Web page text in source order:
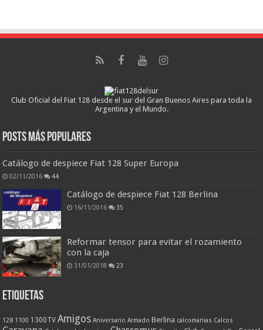
Club Oficial del Fiat 128 desde el sur del Gran Buenos Aires para toda la
Argentina y el Mundo.
Posts más populares
Catálogo de despiece Fiat 128 Super Europa
02/11/2016 44
Catálogo de despiece Fiat 128 Berlina
16/11/2016 35
Reformar tensor para evitar el rozamiento
con la caja
31/01/2018 23
ETIQUETAS
128 1100 1300TV Amigos Aniversario Armado Berlina calcomanias Calcos